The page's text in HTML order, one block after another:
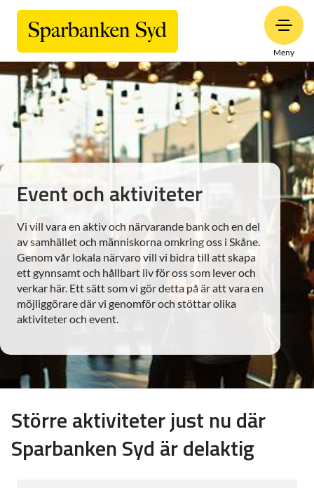
Meny
Event och aktiviteter
Vi vill vara en aktiv och närvarande bank och en del
av samhället och människorna omkring oss i Skåne.
Genom vår lokala närvaro vill vi bidra till att skapa
ett gynnsamt och hållbart liv för oss som lever och
verkar här. Ett sätt som vi gör detta på är att vara en
möjliggörare där vi genomför och stöttar olika
aktiviteter och event.
Större aktiviteter just nu där
Sparbanken Syd är delaktig